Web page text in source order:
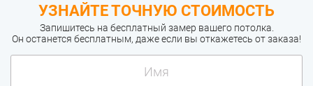
УЗНАЙТЕ ТОЧНУЮ СТОИМОСТЬ
Запишитесь на бесплатный замер вашего потолка.
Он останется бесплатным, даже если вы откажетесь от заказа!